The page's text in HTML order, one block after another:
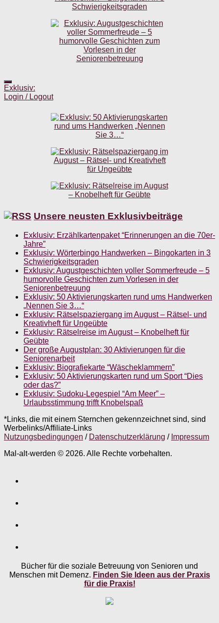
Exklusiv:
Login / Logout
Unsere neusten Exklusivbeiträge
Exklusiv: Erzählkartenpaket “Erinnerungen an die 70er-
Jahre”
Exklusiv: Wörterbingo Handwerken – Bingokarten in 3
Schwierigkeitsgraden
Exklusiv: Augustgeschichten voller Sommerfreude – 5
humorvolle Geschichten zum Vorlesen in der
Seniorenbetreuung
Exklusiv: 50 Aktivierungskarten rund ums Handwerken
„Nennen Sie 3…“
Exklusiv: Rätselspaziergang im August – Rätsel- und
Kreativheft für Ungeübte
Exklusiv: Rätselreise im August – Knobelheft für
Geübte
Der große Augustplan: 30 Aktivierungen für die
Seniorenarbeit
Exklusiv: Biografiekarte “Wäscheklammern”
Exklusiv: 50 Aktivierungskarten rund um Sport “Dies
oder das?”
Exklusiv: Sudoku-Legespiel “Am Meer” –
Urlaubsstimmung trifft Knobelspaß
*Links, die mit einem Sternchen gekennzeichnet sind, sind
Werbelinks/Affiliate-Links
Nutzungsbedingungen / Datenschutzerklärung / Impressum
Mal-alt-werden © 2026. Alle Rechte vorbehalten.
Bücher für die soziale Betreuung von Senioren und
Menschen mit Demenz. Finden Sie Ideen aus der Praxis
für die Praxis!